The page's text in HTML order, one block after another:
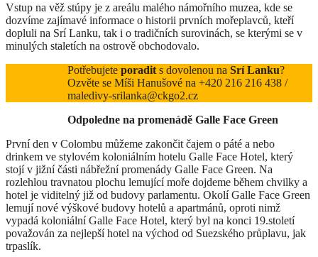
Vstup na věž stúpy je z areálu malého námořního muzea, kde se
dozvíme zajímavé informace o historii prvních mořeplavců, kteří
dopluli na Srí Lanku, tak i o tradičních surovinách, se kterými se v
minulých staletích na ostrově obchodovalo.
Potřebujete poradit s dovolenou na Srí Lanku?
Ozvěte se Míši Hanušové na +420 216 216 438 /
maledivy-srilanka@ckgo2.cz
Odpoledne na promenádě Galle Face Green
První den v Colombu můžeme zakončit čajem o páté a nebo
drinkem ve stylovém koloniálním hotelu Galle Face Hotel, který
stojí v jižní části nábřežní promenády Galle Face Green. Na
rozlehlou travnatou plochu lemující moře dojdeme během chvilky a
hotel je viditelný již od budovy parlamentu. Okolí Galle Face Green
lemují nové výškové budovy hotelů a apartmánů, oproti nimž
vypadá koloniální Galle Face Hotel, který byl na konci 19.století
považován za nejlepší hotel na východ od Suezského průplavu, jak
trpaslík.